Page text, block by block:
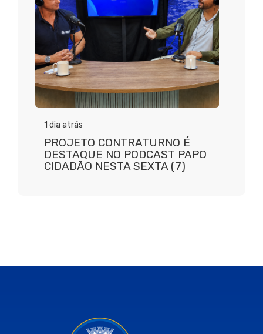
1 dia atrás
PROJETO CONTRATURNO É
DESTAQUE NO PODCAST PAPO
CIDADÃO NESTA SEXTA (7)